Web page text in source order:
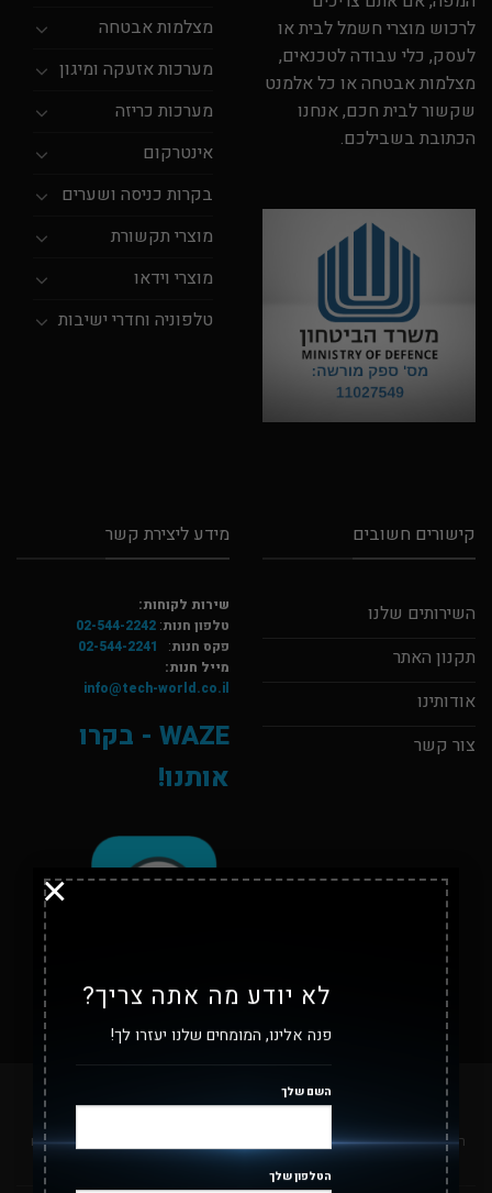
לא יודע מה אתה צריך?
פנה אלינו, המומחים שלנו יעזרו לך!
השם שלך
הטלפון שלך
×
לרכוש מוצרי חשמל לבית או
לעסק, כלי עבודה לטכנאים,
מצלמות אבטחה או כל אלמנט
שקשור לבית חכם, אנחנו
הכתובת בשבילכם.
מצלמות אבטחה
מערכות אזעקה ומיגון
מערכות כריזה
אינטרקום
בקרות כניסה ושערים
מוצרי תקשורת
מוצרי וידאו
טלפוניה וחדרי ישיבות
קישורים חשובים
השירותים שלנו
תקנון האתר
אודותינו
צור קשר
מידע ליצירת קשר
שירות לקוחות:
טלפון חנות:
02-544-2242
פקס חנות:
02-544-2241
מייל חנות:
info@tech-world.co.il
WAZE - בקרו
אותנו!
ראשי אודות השירותים שלנו מאמרים
מדיניות פרטיות מדיניות החזרות וביטולים תקנון
הצהרות נגישות